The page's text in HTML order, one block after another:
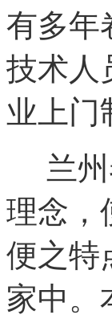
有多年
技术人
业上门
兰州
理念，
便之特
家中。